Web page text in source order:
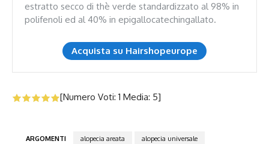
estratto secco di thè verde standardizzato al 98% in
polifenoli ed al 40% in epigallocatechingallato.
Acquista su Hairshopeurope
[Numero Voti: 1 Media: 5]
ARGOMENTI alopecia areata
alopecia universale